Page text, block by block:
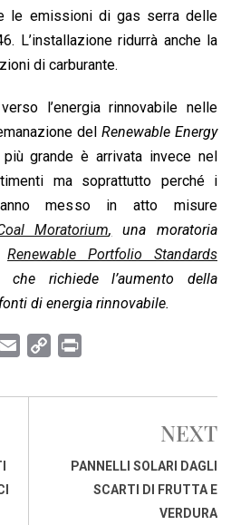
le emissioni di gas serra delle
L’installazione ridurrà anche la
di carburante.
l’energia rinnovabile nelle
del Renewable Energy
grande è arrivata invece nel
ma soprattutto perché i
messo in atto misure
Moratorium, una moratoria
Renewable Portfolio Standards
richiede l’aumento della
di energia rinnovabile.
a
p
i
NEXT
PANNELLI SOLARI DAGLI
SCARTI DI FRUTTA E
VERDURA